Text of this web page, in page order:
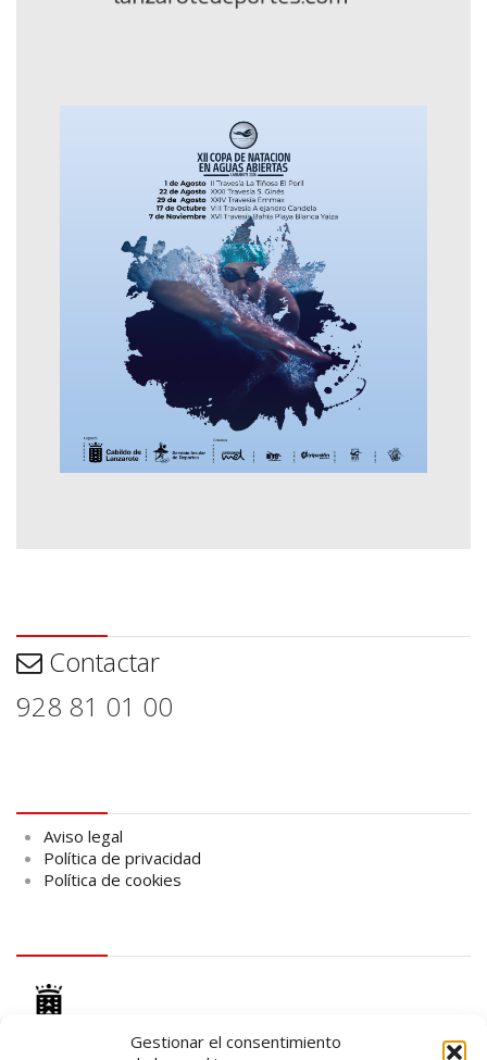
Gestionar el consentimiento
Contactar
928 81 01 00
Aviso legal
Política de privacidad
Política de cookies